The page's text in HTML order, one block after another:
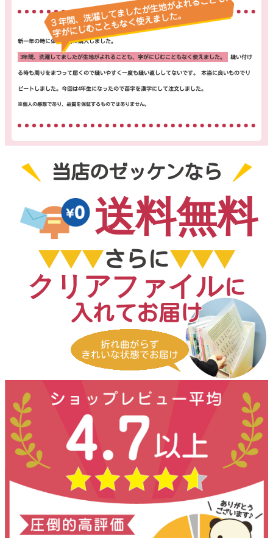
新一年の時に体操服用に購入しました。
3年間、洗濯してましたが生地がよれることも、字がにじむこともなく使えました。 縫い付け
る時も周りをまつって届くので縫いやすく一度も縫い直ししてないです。 本当に良いものでリ
ピートしました。今回は4年生になったので苗字を漢字にして注文しました。
当店のゼッケンなら
送料無料
▼▼▼さらに▼▼▼
クリアファイルに
入れてお届け
折れ曲がらず
きれいな状態でお届け